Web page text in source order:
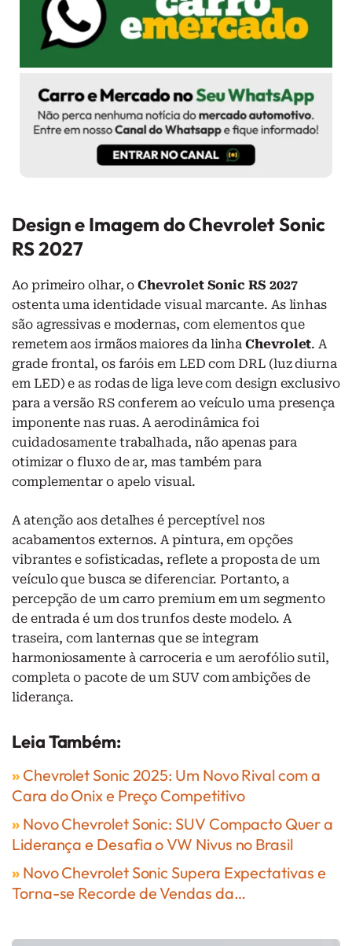
Design e Imagem do Chevrolet Sonic
RS 2027
Ao primeiro olhar, oChevrolet Sonic RS 2027
ostenta uma identidade visual marcante. As linhas
são agressivas e modernas, com elementos que
remetem aos irmãos maiores da linhaChevrolet. A
grade frontal, os faróis em LED com DRL (luz diurna
em LED) e as rodas de liga leve com design exclusivo
para a versão RS conferem ao veículo uma presença
imponente nas ruas. A aerodinâmica foi
cuidadosamente trabalhada, não apenas para
otimizar o fluxo de ar, mas também para
complementar o apelo visual.
A atenção aos detalhes é perceptível nos
acabamentos externos. A pintura, em opções
vibrantes e sofisticadas, reflete a proposta de um
veículo que busca se diferenciar. Portanto, a
percepção de um carro premium em um segmento
de entrada é um dos trunfos deste modelo. A
traseira, com lanternas que se integram
harmoniosamente à carroceria e um aerofólio sutil,
completa o pacote de um SUV com ambições de
liderança.
Leia Também:
» Chevrolet Sonic 2025: Um Novo Rival com a
Cara do Onix e Preço Competitivo
» Novo Chevrolet Sonic: SUV Compacto Quer a
Liderança e Desafia o VW Nivus no Brasil
» Novo Chevrolet Sonic Supera Expectativas e
Torna-se Recorde de Vendas da…